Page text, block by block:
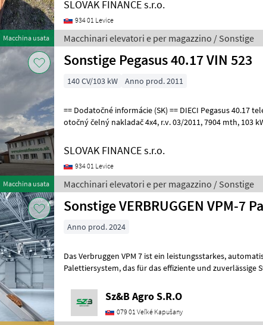
Macchina usata
SLOVAK FINANCE s.r.o.
934 01 Levice
Macchinari elevatori e per magazzino / Sonstige
Macchina usata
Sonstige Pegasus 40.17 VIN 523
140 CV/103 kW Anno prod. 2011
== Dodatočné informácie (SK) == DIECI Pegasus 40.17 teleskopický
otočný čelný nakladač 4x4, r.v. 03/2011, 7904 mth, 103 kW, 4038 cm3,
SLOVAK FINANCE s.r.o.
934 01 Levice
Macchinari elevatori e per magazzino / Sonstige
Sonstige VERBRUGGEN VPM-7
Anno prod. 2024
Das Verbruggen VPM 7 ist ein leistungsstarkes, automatisiertes
Palettiersystem, das für das effiziente und zuverlässige Stapeln
Sz&B Agro S.R.O
079 01 Veľké Kapušany